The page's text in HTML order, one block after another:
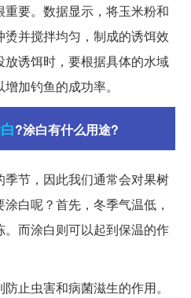
要。数据显示，将玉米粉和
并搅拌均匀，制成的诱饵效
诱饵时，要根据具体的水域
加钓鱼的成功率。
?涂白有什么用途?
节，因此我们通常会对果树
白呢？首先，冬季气温低，
而涂白则可以起到保温的作
止虫害和病菌滋生的作用。